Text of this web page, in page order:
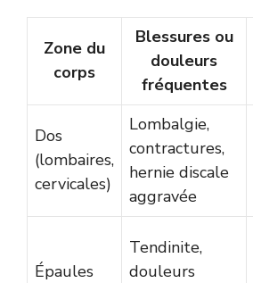
Zone du
corps
Blessures ou
douleurs
fréquentes
Dos
(lombaires,
cervicales)
Lombalgie,
contractures,
hernie discale
aggravée
Épaules
Tendinite,
douleurs